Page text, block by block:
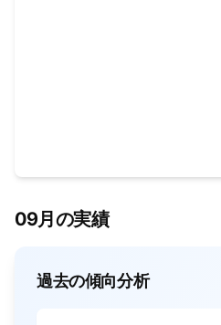
09月の実績
過去の傾向分析